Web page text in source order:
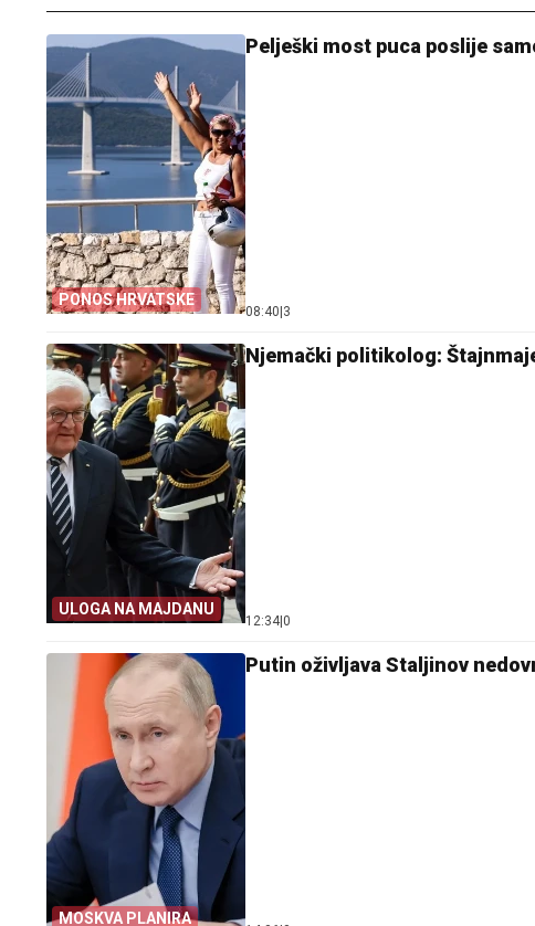
PONOS HRVATSKE
Pelješki most puca poslije
08:40 3
ULOGA NA MAJDANU
Njemački politikolog:
12:34 0
MOSKVA PLANIRA
Putin oživljava Staljinov